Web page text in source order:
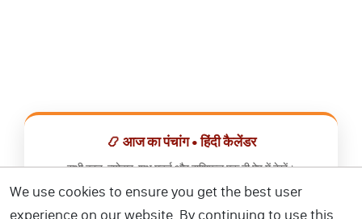
📿 आज का पंचांग • हिंदी कैलेंडर
सभी व्रत, त्योहार, शुभ मुहूर्त और राशिफल एक ही ऐप में देखें।
📅 हिंदी कैलेंडर ऐप डाउनलोड करें
We use cookies to ensure you get the best user
experience on our website. By continuing to use this